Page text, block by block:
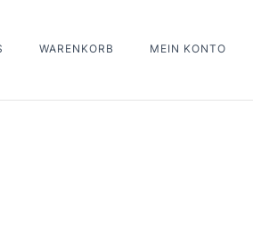
WARENKORB MEIN KONTO